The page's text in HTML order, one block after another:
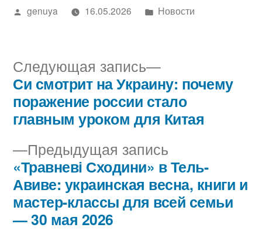
Написано
genuya 16.05.2026
Написано
Новости
Навигация
по
записям
Предыдущая запись
запись:
«Травневі Сходини» в Тель-
Авиве: украинская весна, книги и
мастер-классы для всей семьи
— 30 мая 2026
Следующая запись
Следующая
запись:
Си смотрит на Украину: почему
поражение россии стало
главным уроком для Китая